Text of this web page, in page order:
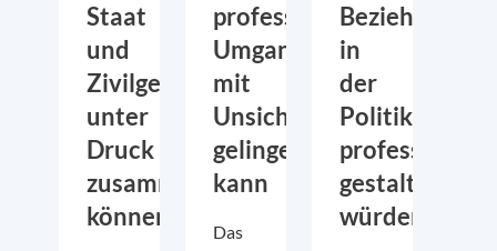
Staat
und
Zivilgesellschaft
unter
Druck
zusammenarbeiten
können
professioneller
Umgang
mit
Unsicherheit
gelingen
kann
Das
Beziehungen
in
der
Politik
professionell
gestalten
würden?